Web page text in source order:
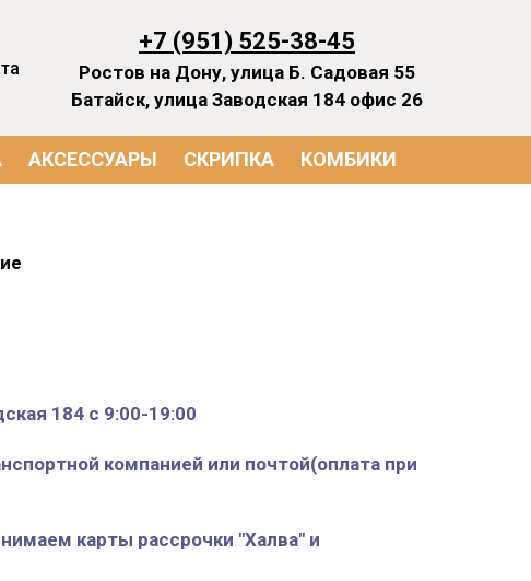
+7 (951) 525-38-45
Ростов на Дону, улица Б. Садовая 55
Батайск, улица Заводская 184 офис 26
АКСЕССУАРЫ СКРИПКА КОМБИКИ
184 с 9:00-19:00
компанией или почтой(оплата при
карты рассрочки "Халва" и